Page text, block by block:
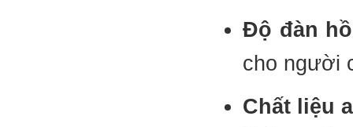
Độ đàn
cho người
Chất liệu